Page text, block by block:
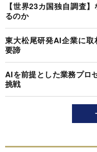
【世界23カ国独自調査
るのか
東大松尾研発AI企業に
要諦
AIを前提とした業務プロ
挑戦